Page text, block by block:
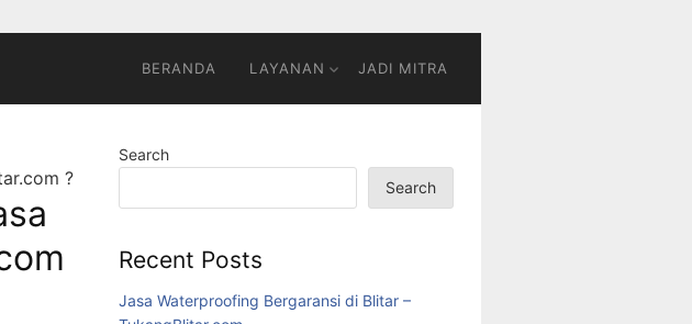
BERANDA LAYANAN JADI MITRA
?
Search
Search
Recent Posts
Jasa Waterproofing Bergaransi di Blitar –